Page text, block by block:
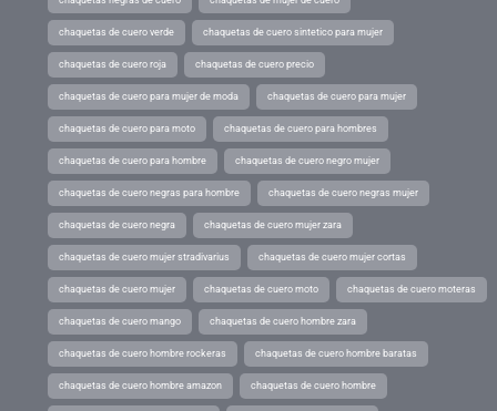
chaquetas de cuero verde chaquetas de cuero sintetico para mujer
chaquetas de cuero roja chaquetas de cuero precio
chaquetas de cuero para mujer de moda chaquetas de cuero para mujer
chaquetas de cuero para moto chaquetas de cuero para hombres
chaquetas de cuero para hombre chaquetas de cuero negro mujer
chaquetas de cuero negras para hombre chaquetas de cuero negras mujer
chaquetas de cuero negra chaquetas de cuero mujer zara
chaquetas de cuero mujer stradivarius chaquetas de cuero mujer cortas
chaquetas de cuero mujer chaquetas de cuero moto chaquetas de cuero moteras
chaquetas de cuero mango chaquetas de cuero hombre zara
chaquetas de cuero hombre rockeras chaquetas de cuero hombre baratas
chaquetas de cuero hombre amazon chaquetas de cuero hombre